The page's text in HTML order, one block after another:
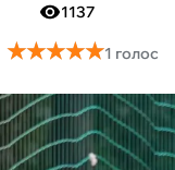
1137
★★★★★
★★★★★1 голос